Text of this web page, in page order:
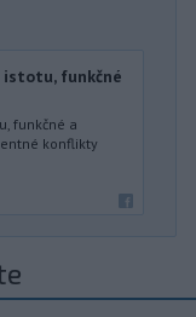
istotu, funkčné
funkčné a
konflikty